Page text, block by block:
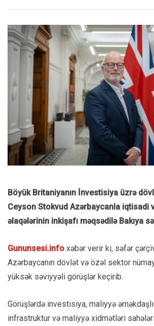
Böyük Britaniyanın İnvestisiya üzrə
Ceyson Stokvud Azərbaycanla iqtisadi
əlaqələrinin inkişafı məqsədilə Bakıya
Gununsesi.info xəbər verir ki, səfər
Azərbaycanın dövlət və özəl sektor
yüksək səviyyəli görüşlər keçirib.
Görüşlərdə investisiya, maliyyə
infrastruktur və maliyyə xidmətləri